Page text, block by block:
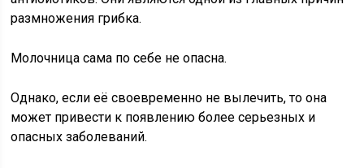
размножения грибка.
Молочница сама по себе не опасна.
Однако, если её своевременно не вылечить, то она
может привести к появлению более серьезных и
опасных заболеваний.